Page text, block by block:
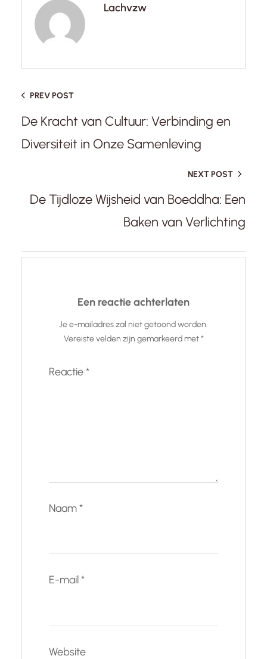
Lachvzw
PREV POST
De Kracht van Cultuur: Verbinding en
Diversiteit in Onze Samenleving
NEXT POST
De Tijdloze Wijsheid van Boeddha: Een
Baken van Verlichting
Een reactie achterlaten
Je e-mailadres zal niet getoond worden.
Vereiste velden zijn gemarkeerd met*
Reactie*
Naam*
E-mail*
Website